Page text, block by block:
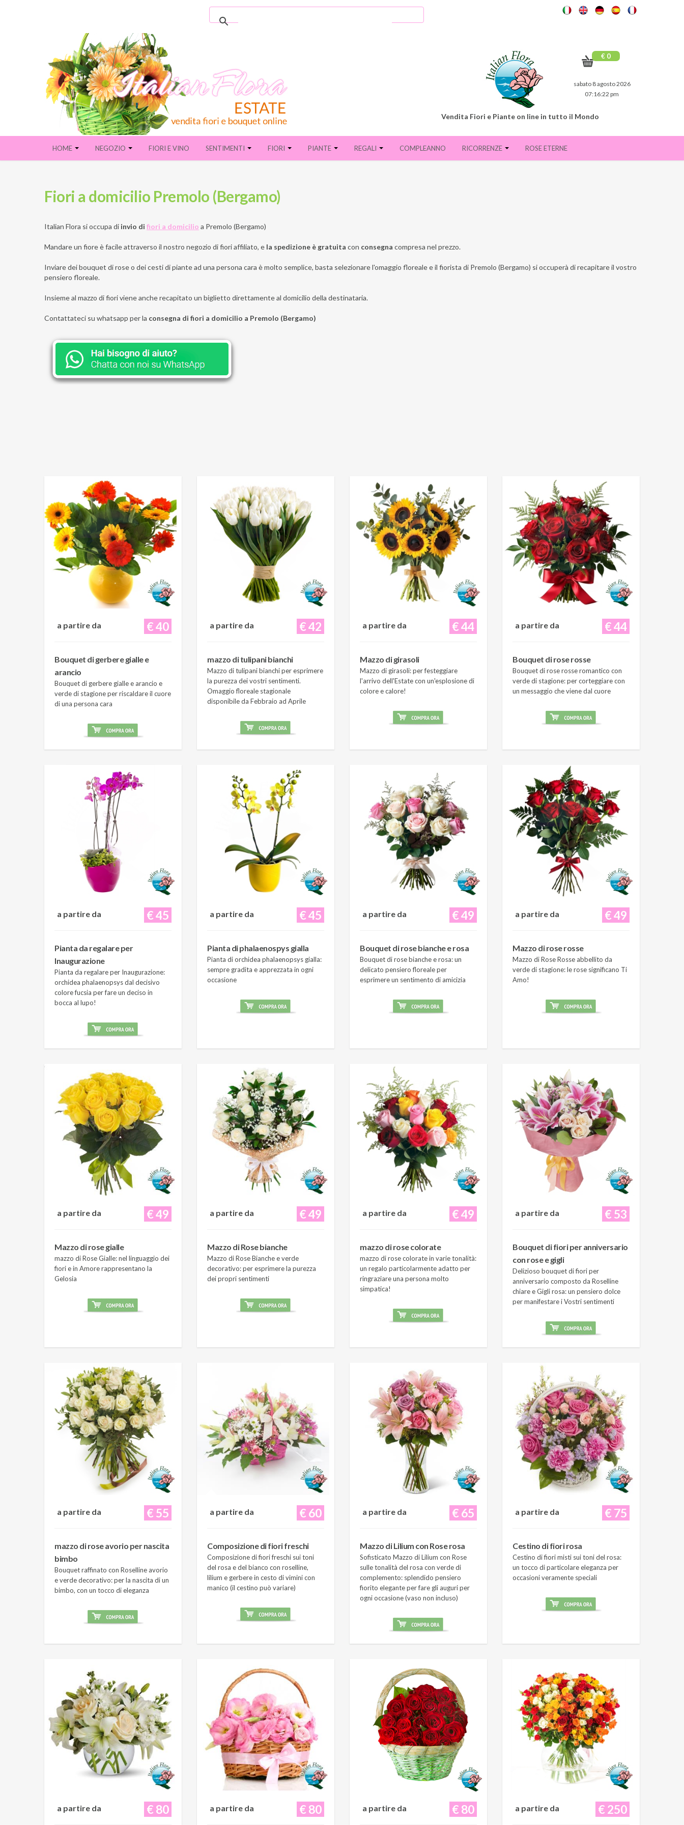
€ 0
sabato 8 agosto 2026
07:16:23 pm
Vendita Fiori e Piante on line in tutto il Mondo
HOME NEGOZIO FIORI E VINO SENTIMENTI FIORI PIANTE REGALI COMPLEANNO RICORRENZE ROSE ETERNE
Fiori a domicilio Premolo (Bergamo)
Italian Flora si occupa di invio di fiori a domicilio a Premolo (Bergamo)
Mandare un fiore è facile attraverso il nostro negozio di fiori affiliato, e la spedizione è gratuita con consegna compresa nel prezzo.
Inviare dei bouquet di rose o dei cesti di piante ad una persona cara è molto semplice, basta selezionare l'omaggio floreale e il fiorista di Premolo (Bergamo) si occuperà di recapitare il vostro
pensiero floreale.
Insieme al mazzo di fiori viene anche recapitato un biglietto direttamente al domicilio della destinataria.
Contattateci su whatsapp per la consegna di fiori a domicilio a Premolo (Bergamo)
€ 40
a partire da
Bouquet di gerbere gialle e
arancio
Bouquet di gerbere gialle e arancio e
verde di stagione per riscaldare il cuore
di una persona cara
€ 42
a partire da
mazzo di tulipani bianchi
Mazzo di tulipani bianchi per esprimere
la purezza dei vostri sentimenti.
Omaggio floreale stagionale
disponibile da Febbraio ad Aprile
€ 44
a partire da
Mazzo di girasoli
Mazzo di girasoli: per festeggiare
l'arrivo dell'Estate con un'esplosione di
colore e calore!
€ 44
a partire da
Bouquet di rose rosse
Bouquet di rose rosse romantico con
verde di stagione: per corteggiare con
un messaggio che viene dal cuore
€ 45
a partire da
Pianta da regalare per
Inaugurazione
Pianta da regalare per Inaugurazione:
orchidea phalaenopsys dal decisivo
colore fucsia per fare un deciso in
bocca al lupo!
€ 45
a partire da
Pianta di phalaenospys gialla
Pianta di orchidea phalaenopsys gialla:
sempre gradita e apprezzata in ogni
occasione
€ 49
a partire da
Bouquet di rose bianche e rosa
Bouquet di rose bianche e rosa: un
delicato pensiero floreale per
esprimere un sentimento di amicizia
€ 49
a partire da
Mazzo di rose rosse
Mazzo di Rose Rosse abbellito da
verde di stagione: le rose significano Ti
Amo!
€ 49
a partire da
Mazzo di rose gialle
mazzo di Rose Gialle: nel linguaggio dei
fiori e in Amore rappresentano la
Gelosia
€ 49
a partire da
Mazzo di Rose bianche
Mazzo di Rose Bianche e verde
decorativo: per esprimere la purezza
dei propri sentimenti
€ 49
a partire da
mazzo di rose colorate
mazzo di rose colorate in varie tonalità:
un regalo particolarmente adatto per
ringraziare una persona molto
simpatica!
€ 53
a partire da
Bouquet di fiori per anniversario
con rose e gigli
Delizioso bouquet di fiori per
anniversario composto da Roselline
chiare e Gigli rosa: un pensiero dolce
per manifestare i Vostri sentimenti
€ 55
a partire da
mazzo di rose avorio per nascita
bimbo
Bouquet raffinato con Roselline avorio
e verde decorativo: per la nascita di un
bimbo, con un tocco di eleganza
€ 60
a partire da
Composizione di fiori freschi
Composizione di fiori freschi sui toni
del rosa e del bianco con roselline,
lilium e gerbere in cesto di vimini con
manico (il cestino può variare)
€ 65
a partire da
Mazzo di Lilium con Rose rosa
Sofisticato Mazzo di Lilium con Rose
sulle tonalità del rosa con verde di
complemento: splendido pensiero
fiorito elegante per fare gli auguri per
ogni occasione (vaso non incluso)
€ 75
a partire da
Cestino di fiori rosa
Cestino di fiori misti sui toni del rosa:
un tocco di particolare eleganza per
occasioni veramente speciali
€ 80
a partire da € 80
a partire da € 80
a partire da € 250
a partire da